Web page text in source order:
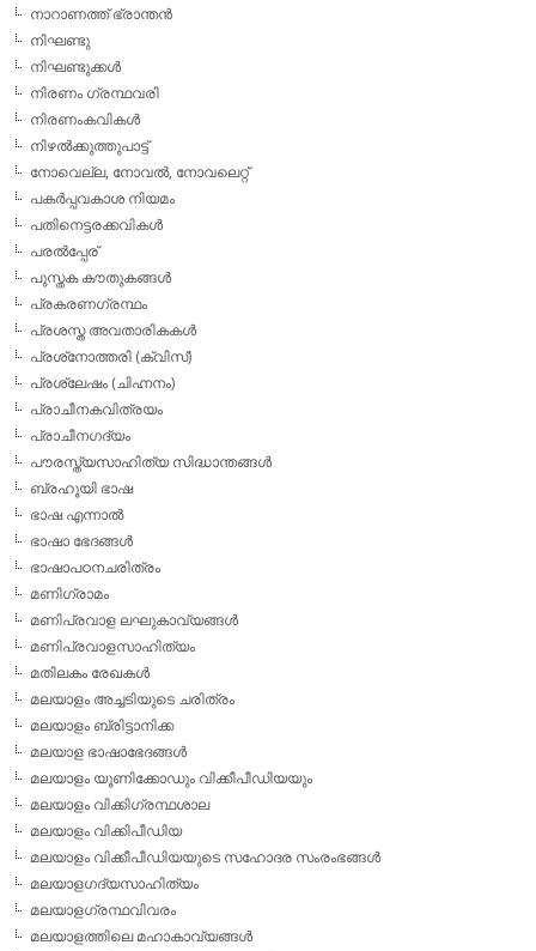
നാറാണത്ത് ഭ്രാന്തന്‍
നിഘണ്ടു
നിഘണ്ടുക്കള്‍
നിരണം ഗ്രന്ഥവരി
നിരണംകവികള്‍
നിഴല്‍ക്കുത്തുപാട്ട്
നോവെല്ല, നോവല്‍, നോവലെറ്റ്
പകര്‍പ്പവകാശ നിയമം
പതിനെട്ടരക്കവികള്‍
പരല്‍പ്പേര്
പുസ്തക കൗതുകങ്ങള്‍
പ്രകരണഗ്രന്ഥം
പ്രശസ്ത അവതാരികകള്‍
പ്രശ്‌നോത്തരി (ക്വിസ്)
പ്രശ്ലേഷം (ചിഹ്നനം)
പ്രാചീനകവിത്രയം
പ്രാചീനഗദ്യം
പൗരസ്ത്യസാഹിത്യ സിദ്ധാന്തങ്ങള്‍
ബ്രഹൂയി ഭാഷ
ഭാഷ എന്നാല്‍
ഭാഷാ ഭേദങ്ങള്‍
ഭാഷാപഠനചരിത്രം
മണിഗ്രാമം
മണിപ്രവാള ലഘുകാവ്യങ്ങള്‍
മണിപ്രവാളസാഹിത്യം
മതിലകം രേഖകള്‍
മലയാളം അച്ചടിയുടെ ചരിത്രം
മലയാളം ബ്രിട്ടാനിക്ക
മലയാള ഭാഷാഭേദങ്ങള്‍
മലയാളം യൂണിക്കോഡും വിക്കീപീഡിയയും
മലയാളം വിക്കിഗ്രന്ഥശാല
മലയാളം വിക്കിപീഡിയ
മലയാളം വിക്കീപീഡിയയുടെ സഹോദര സംരംഭങ്ങള്‍
മലയാളഗദ്യസാഹിത്യം
മലയാളഗ്രന്ഥവിവരം
മലയാളത്തിലെ മഹാകാവ്യങ്ങള്‍